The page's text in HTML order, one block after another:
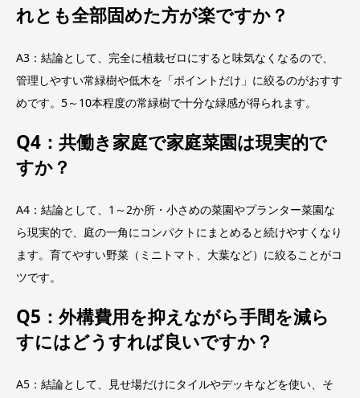
れとも全部固めた方が楽ですか？
A3：結論として、完全に植栽ゼロにすると味気なくなるので、
管理しやすい常緑樹や低木を「ポイントだけ」に絞るのがおすす
めです。5～10本程度の常緑樹で十分な緑感が得られます。
Q4：共働き家庭で家庭菜園は現実的で
すか？
A4：結論として、1～2か所・小さめの菜園やプランター菜園な
ら現実的で、庭の一角にコンパクトにまとめると続けやすくなり
ます。育てやすい野菜（ミニトマト、大葉など）に絞ることがコ
ツです。
Q5：外構費用を抑えながら手間を減ら
すにはどうすれば良いですか？
A5：結論として、見せ場だけにタイルやデッキなどを使い、そ